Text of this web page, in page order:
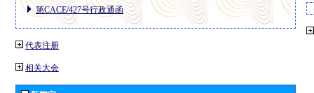
第CACE/427号行政通函
代表注册
相关大会